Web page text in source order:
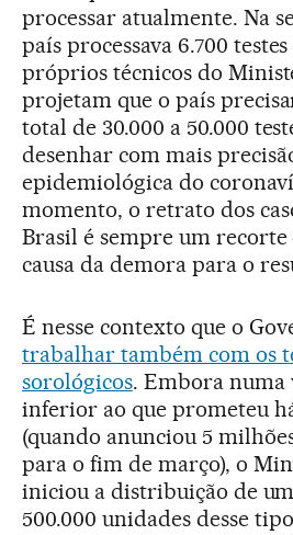
processar atualmente. Na
país processava 6.700
próprios técnicos do
projetam que o país
total de 30.000 a 50.000
desenhar com mais
epidemiológica do
momento, o retrato dos
Brasil é sempre um recorte
causa da demora para o
É nesse contexto que o
trabalhar também com os
sorológicos. Embora numa
inferior ao que prometeu
(quando anunciou 5
para o fim de março), o
iniciou a distribuição de
500.000 unidades desse